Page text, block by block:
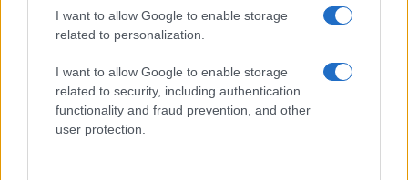
I want to allow Google to enable storage
related to personalization.
I want to allow Google to enable storage
related to security, including authentication
functionality and fraud prevention, and other
user protection.
IL PIÙ LETTO DEL MESE